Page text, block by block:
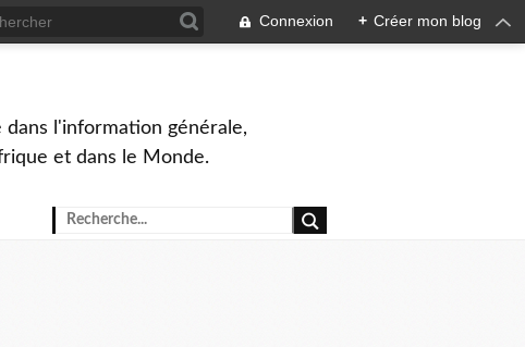
Connexion + Créer mon blog
dans l'information générale,
et dans le Monde.